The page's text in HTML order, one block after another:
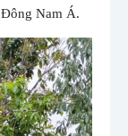
Đông Nam Á.